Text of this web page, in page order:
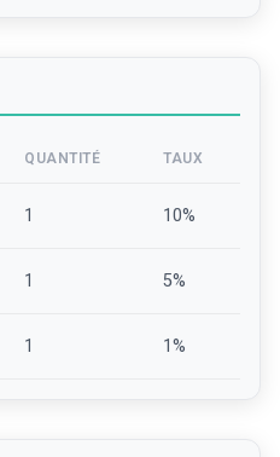
QUANTITÉ TAUX
1 10%
1 5%
1 1%